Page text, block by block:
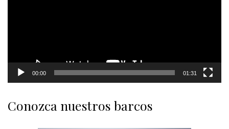
00:00 01:31
Conozca nuestros barcos